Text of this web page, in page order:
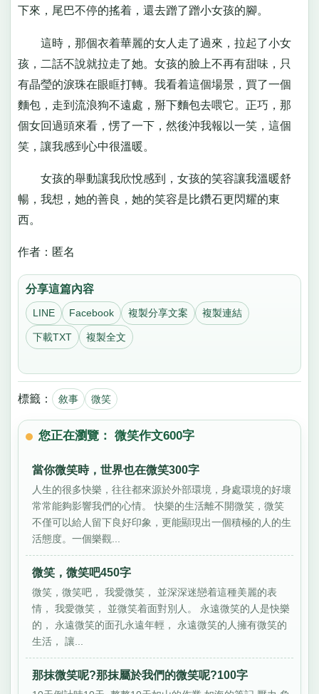
下來，尾巴不停的搖着，還去蹭了蹭小女孩的腳。
這時，那個衣着華麗的女人走了過來，拉起了小女
孩，二話不說就拉走了她。女孩的臉上不再有甜味，只
有晶瑩的淚珠在眼眶打轉。我看着這個場景，買了一個
麵包，走到流浪狗不遠處，掰下麵包去喂它。正巧，那
個女回過頭來看，愣了一下，然後沖我報以一笑，這個
笑，讓我感到心中很溫暖。
女孩的舉動讓我欣悅感到，女孩的笑容讓我溫暖舒
暢，我想，她的善良，她的笑容是比鑽石更閃耀的東
西。
作者：匿名
分享這篇內容
LINE Facebook 複製分享文案 複製連結
下載TXT 複製全文
標籤： 敘事 微笑
您正在瀏覽： 微笑作文600字
當你微笑時，世界也在微笑300字
人生的很多快樂，往往都來源於外部環境，身處環境的好壞
常常能夠影響我們的心情。 快樂的生活離不開微笑，微笑
不僅可以給人留下良好印象，更能顯現出一個積極的人的生
活態度。一個樂觀...
微笑，微笑吧450字
微笑，微笑吧， 我愛微笑， 並深深迷戀着這種美麗的表
情， 我愛微笑， 並微笑着面對別人。 永遠微笑的人是快樂
的， 永遠微笑的面孔永遠年輕， 永遠微笑的人擁有微笑的
生活， 讓...
那抹微笑呢?那抹屬於我們的微笑呢?100字